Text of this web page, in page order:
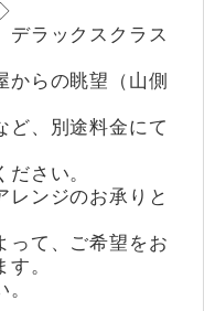
デラックスクラス
からの眺望（山側
ど、別途料金にて
さい。
ンジのお承りと
って、ご希望をお
。